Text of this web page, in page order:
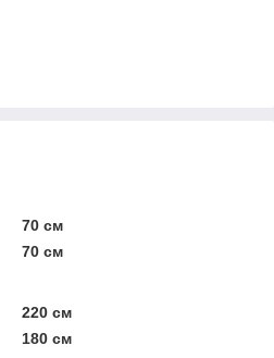
70 см
70 см
220 см
180 см